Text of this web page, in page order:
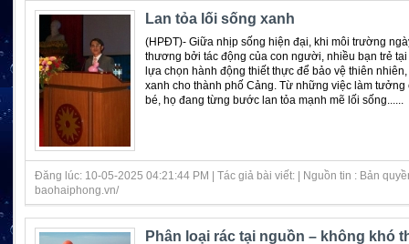
Lan tỏa lối sống xanh
(HPĐT)- Giữa nhịp sống hiện đại, khi môi trường
thương bởi tác động của con người, nhiều bạn trẻ
lựa chọn hành động thiết thực để bảo vệ thiên
xanh cho thành phố Cảng. Từ những việc làm tưởng
bé, họ đang từng bước lan tỏa mạnh mẽ lối sống......
Đăng lúc: 10-05-2025 04:21:44 PM | Tác giả bài viết: | Nguồn tin : Bản
baohaiphong.vn/
Phân loại rác tại nguồn – không khó